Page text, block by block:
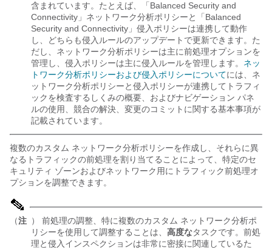
含まれています。たとえば、「Balanced Security and
Connectivity」ネットワーク分析ポリシーと「Balanced
Security and Connectivity」侵入ポリシーは連携して動作
し、どちらも侵入ルールのアップデートで更新できます。た
だし、ネットワーク分析ポリシーは主に前処理オプションを
管理し、侵入ポリシーは主に侵入ルールを管理します。 ネッ
トワーク分析ポリシーおよび侵入ポリシーについてには、ネ
ットワーク分析ポリシーと侵入ポリシーが連携してトラフィ
ックを検査するしくみの概要、およびナビゲーション パネ
ルの使用、競合の解決、変更のコミットに関する基本事項が
記載されています。
複数のカスタム ネットワーク分析ポリシーを作成し、それらに異
なるトラフィックの前処理を割り当てることによって、特定のセ
キュリティ ゾーンおよびネットワーク用にトラフィック前処理オ
プションを調整できます。
（注 ） 前処理の調整、特に複数のカスタム ネットワーク分析ポ
リシーを使用して調整することは、 高度なタスクです。前処
理と侵入インスペクションは非常に密接に関連しているた